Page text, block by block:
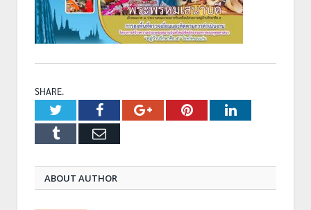
SHARE.
TwitterFacebookGoogle+PinterestLinkedIn
Tumblr Email
ABOUT AUTHOR